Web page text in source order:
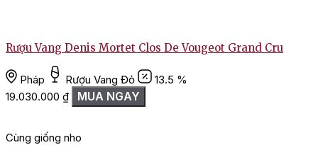
Rượu Vang Denis Mortet Clos De Vougeot Grand Cru
Pháp Rượu Vang Đỏ
13.5 %
19.030.000 ₫ MUA NGAY
Cùng giống nho